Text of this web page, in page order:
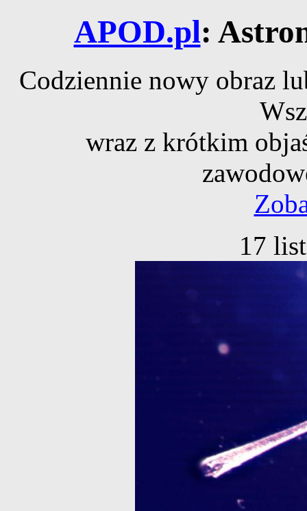
APOD.pl:
Codziennie nowy obraz
wraz z krótkim
17